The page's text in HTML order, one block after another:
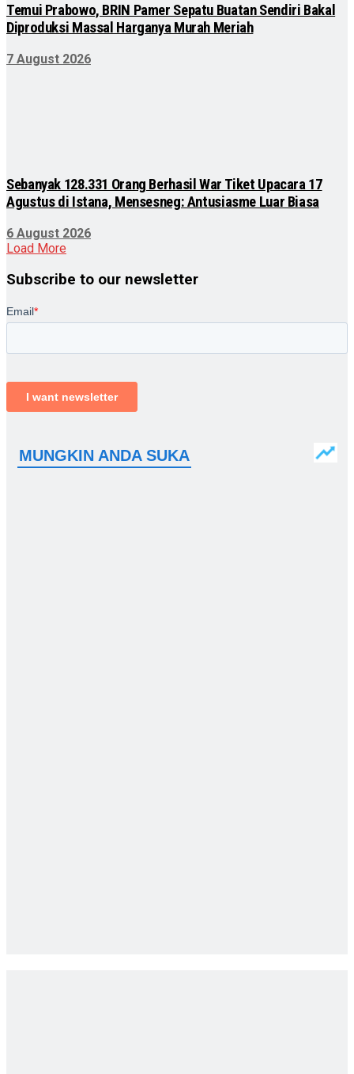
Temui Prabowo, BRIN Pamer Sepatu Buatan Sendiri Bakal
Diproduksi Massal Harganya Murah Meriah
7 August 2026
Sebanyak 128.331 Orang Berhasil War Tiket Upacara 17
Agustus di Istana, Mensesneg: Antusiasme Luar Biasa
6 August 2026
Load More
Subscribe to our newsletter